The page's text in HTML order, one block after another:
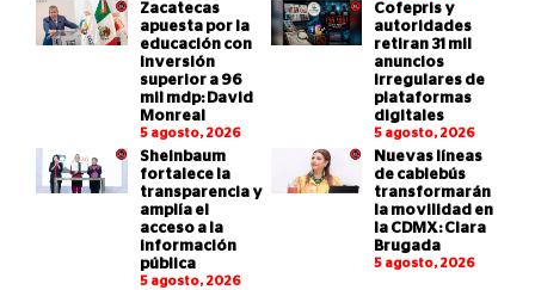
Zacatecas
apuesta por la
educación con
inversión
superior a 96
mil mdp: David
Monreal
5 agosto, 2026
Cofepris y
autoridades
retiran 31 mil
anuncios
irregulares de
plataformas
digitales
5 agosto, 2026
Sheinbaum
fortalece la
transparencia y
amplía el
acceso a la
información
pública
5 agosto, 2026
Nuevas líneas
de cablebús
transformarán
la movilidad en
la CDMX: Clara
Brugada
5 agosto, 2026